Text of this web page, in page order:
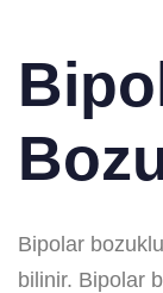
Bipolar
bilinir. Bipolar